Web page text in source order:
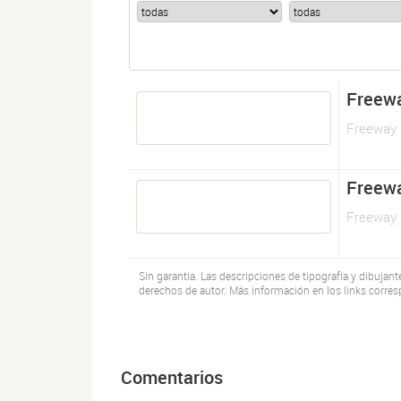
Freeway
Freeway
Sin garantía. Las descripciones de tipografía y
derechos de autor. Más información en los links
Comentarios